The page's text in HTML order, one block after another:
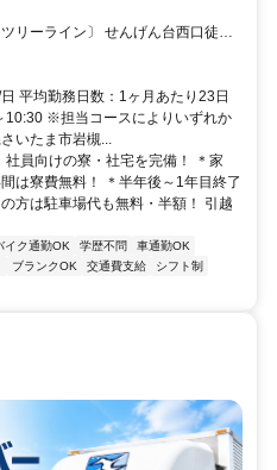
TEL:03-3613-5112
リーライン〕 せんげん台西口徒歩
リーライン〕 大袋西口徒歩約55
ライン〕 岩槻東口徒歩約59分 車通
大袋駅」「せんげん台駅」から車
平均勤務日数：1ヶ月あたり23日
10:30 ※担当コースによりいずれか
いたま市岩槻...
員向けの寮・社宅を完備！ ＊家
は寮費無料！ ＊半年後～1年目終了
方は駐車場代も無料・半額！ 引越
イク通勤OK 学歴不問
車通勤OK
ブランクOK 交通費支給
シフト制